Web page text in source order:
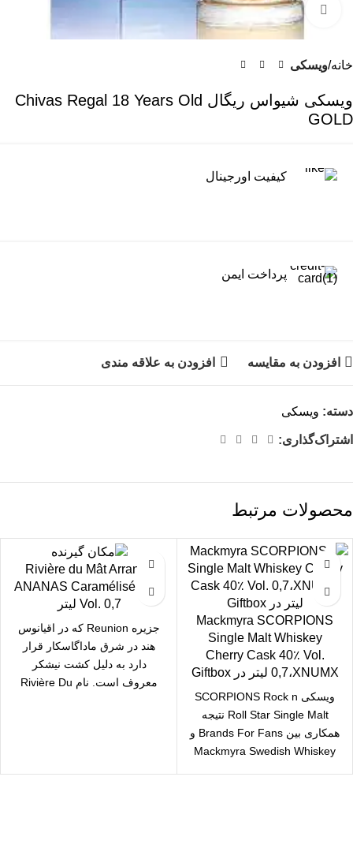
برای بزرگنمایی کلیک کنید
خانه ویسکی
ویسکی شیواس ریگال Chivas Regal 18 Years Old
GOLD
کیفیت اورجینال
پرداخت ایمن
افزودن به مقایسه افزودن به علاقه مندی
دسته: ویسکی
اشتراک‌گذاری:
محصولات مرتبط
Mackmyra SCORPIONS
Single Malt Whiskey
Cherry Cask 40٪ Vol.
0,7،XNUMX لیتر در Giftbox
ویسکی SCORPIONS Rock n
Roll Star Single Malt نتیجه
همکاری بین Brands For Fans و
Mackmyra Swedish Whiskey
Rivière du Mât Arrange
ANANAS Caramélisé 35%
Vol. 0,7 لیتر
جزیره Reunion که در اقیانوس
هند در شرق ماداگاسکار قرار
دارد به دلیل کشت نیشکر
معروف است. نام Rivière Du